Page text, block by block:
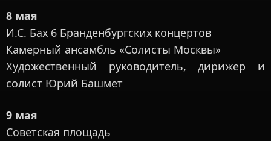
8 мая
И.С. Бах 6 Бранденбургских концертов
Камерный ансамбль «Солисты Москвы»
Художественный руководитель, дирижер и
солист Юрий Башмет
9 мая
Советская площадь